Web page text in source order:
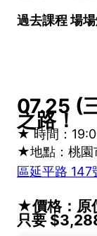
過去課程 場場
07.25 (
之路！
★ 時間：
★地點： 桃園
區延平路 147
★價格：原
只要